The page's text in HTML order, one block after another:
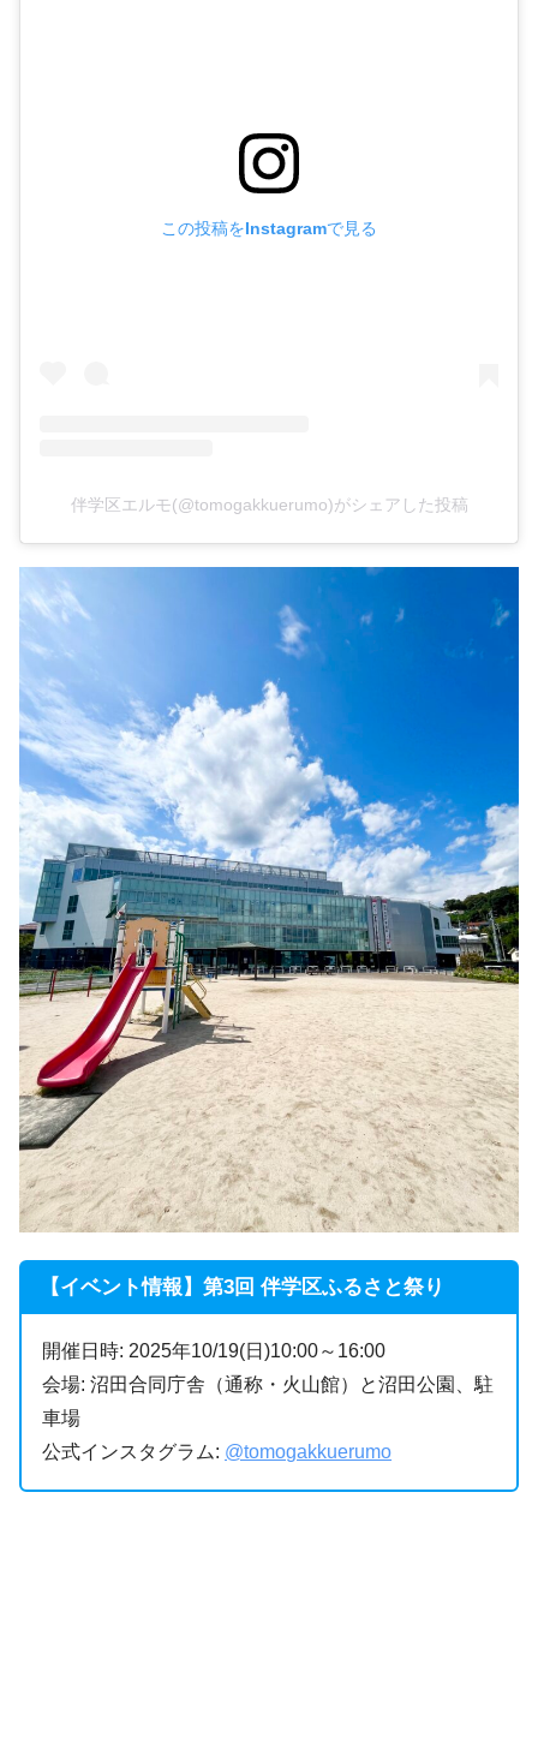
この投稿をInstagramで見る
伴学区エルモ(@tomogakkuerumo)がシェアした投稿
【イベント情報】第3回 伴学区ふるさと祭り
開催日時: 2025年10/19(日)10:00～16:00
会場: 沼田合同庁舎（通称・火山館）と沼田公園、駐
車場
公式インスタグラム: @tomogakkuerumo